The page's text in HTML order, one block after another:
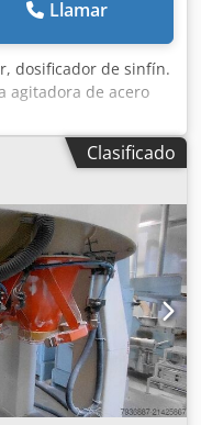
Llamar
dosificador de sinfín.
agitadora de acero
de diámetro, con
Rgebljck
Clasificado